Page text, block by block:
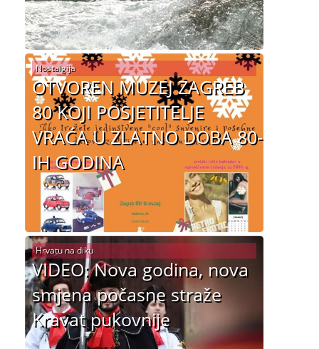
OTVOREN MUZEJ ZAGREB
80 KOJI POSJETITELJE
VRAĆA U ZLATNO DOBA 80-
IH GODINA
Nostalgija
VIDEO: Nova godina, nova
smjena počasne straže
Kravat pukovnije
Hrvatu na diku